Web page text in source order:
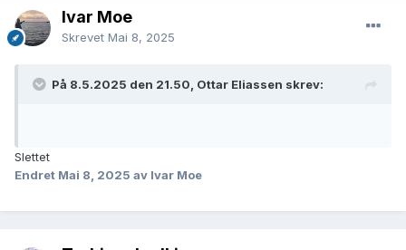
Ivar Moe
Skrevet Mai 8, 2025
På 8.5.2025 den 21.50, Ottar Eliassen skrev:
Slettet
Endret Mai 8, 2025 av Ivar Moe